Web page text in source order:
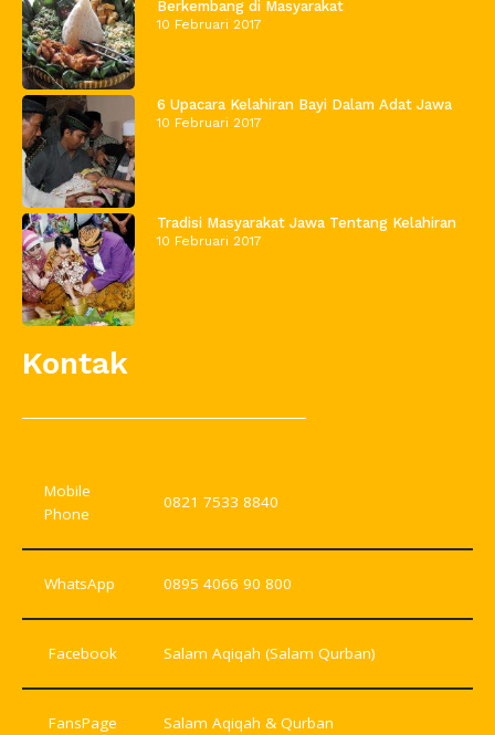
Berkembang di Masyarakat
10 Februari 2017
6 Upacara Kelahiran Bayi Dalam Adat Jawa
10 Februari 2017
Tradisi Masyarakat Jawa Tentang Kelahiran
10 Februari 2017
Kontak
Mobile
Phone
0821 7533 8840
WhatsApp 0895 4066 90 800
Facebook Salam Aqiqah (Salam Qurban)
FansPage Salam Aqiqah & Qurban